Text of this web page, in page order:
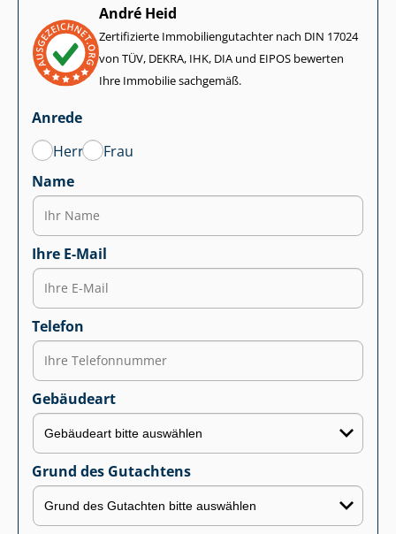
André Heid
Zertifizierte Im­mo­bi­li­en­gut­ach­ter nach DIN 17024
von TÜV, DEKRA, IHK, DIA und EIPOS bewerten
Ihre Immobilie sachgemäß.
Anrede
Herr
Frau
Name
Ihre E-Mail
Telefon
Gebäudeart
Grund des Gutachtens